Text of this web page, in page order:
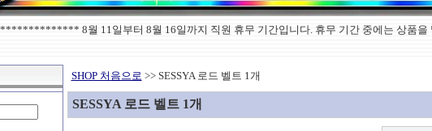
8월 11일부터 8월 16일까지 직원 휴무 기간입니다. 휴무 기간 중에는 상품을
SHOP 처음으로 >> SESSYA 로드 벨트 1개
SESSYA 로드 벨트 1개